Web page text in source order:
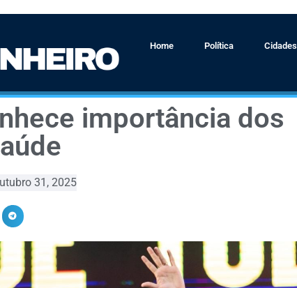
Home Política Cidades
importância dos
31, 2025